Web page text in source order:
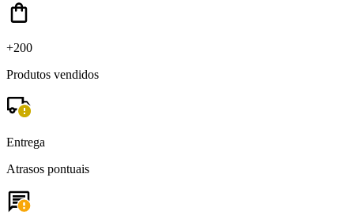
+200
Produtos vendidos
Entrega
Atrasos pontuais